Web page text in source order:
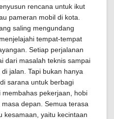
rencana untuk ikut
pameran mobil di kota.
saling mengundang
tempat-tempat
Setiap perjalanan
dari masalah teknis sampai
jalan. Tapi bukan hanya
sarana untuk berbagi
pekerjaan, hobi
depan. Semua terasa
kesamaan, yaitu kecintaan